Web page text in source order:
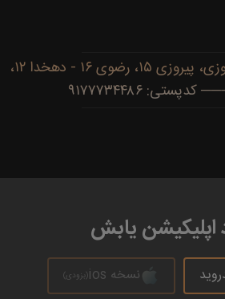
آدرس: مشهد، بلوار پیروزی، پیروزی ۱۵، رضوی ۱۶ - دهخدا ۱۲،
اپلیکیشن یابش
نسخه ios (بزودی)